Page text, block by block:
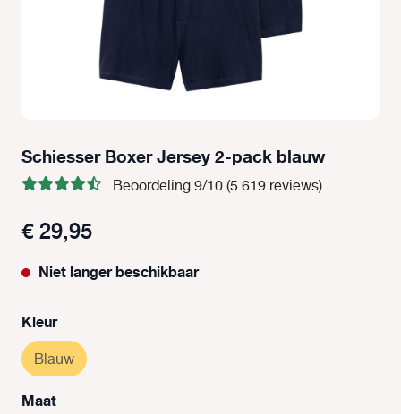
Schiesser Boxer Jersey 2-pack blauw
Beoordeling 9/10 (5.619 reviews)
€ 29,95
Niet langer beschikbaar
Selecteer
Kleur
Blauw(Deze optie is momenteel niet beschikbaar.)
Selecteer
Maat